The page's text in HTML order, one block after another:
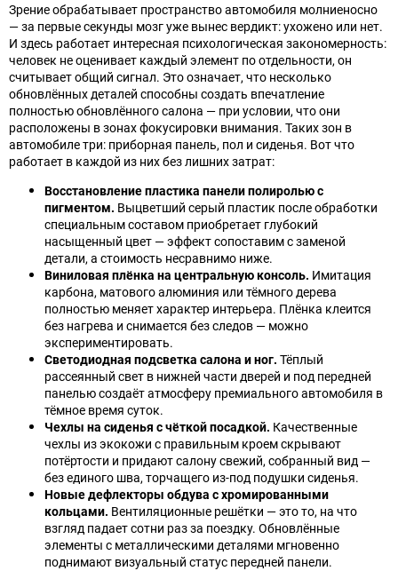
Зрение обрабатывает пространство автомобиля молниеносно
— за первые секунды мозг уже вынес вердикт: ухожено или нет.
И здесь работает интересная психологическая закономерность:
человек не оценивает каждый элемент по отдельности, он
считывает общий сигнал. Это означает, что несколько
обновлённых деталей способны создать впечатление
полностью обновлённого салона — при условии, что они
расположены в зонах фокусировки внимания. Таких зон в
автомобиле три: приборная панель, пол и сиденья. Вот что
работает в каждой из них без лишних затрат:
Восстановление пластика панели полиролью с
пигментом. Выцветший серый пластик после обработки
специальным составом приобретает глубокий
насыщенный цвет — эффект сопоставим с заменой
детали, а стоимость несравнимо ниже.
Виниловая плёнка на центральную консоль. Имитация
карбона, матового алюминия или тёмного дерева
полностью меняет характер интерьера. Плёнка клеится
без нагрева и снимается без следов — можно
экспериментировать.
Светодиодная подсветка салона и ног. Тёплый
рассеянный свет в нижней части дверей и под передней
панелью создаёт атмосферу премиального автомобиля в
тёмное время суток.
Чехлы на сиденья с чёткой посадкой. Качественные
чехлы из экокожи с правильным кроем скрывают
потёртости и придают салону свежий, собранный вид —
без единого шва, торчащего из-под подушки сиденья.
Новые дефлекторы обдува с хромированными
кольцами. Вентиляционные решётки — это то, на что
взгляд падает сотни раз за поездку. Обновлённые
элементы с металлическими деталями мгновенно
поднимают визуальный статус передней панели.